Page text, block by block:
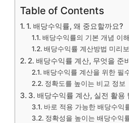
Table of Contents
1. 배당수익률, 왜 중요할까요?
배당수익률의 기본 개념 이
배당수익률 계산방법 미리
2. 배당수익률 계산, 무엇을 준
배당수익률 계산을 위한 필
정확도를 높이는 비교 정보
3. 배당수익률 계산, 실전 활용
바로 적용 가능한 배당수익
정확성을 높이는 배당수익